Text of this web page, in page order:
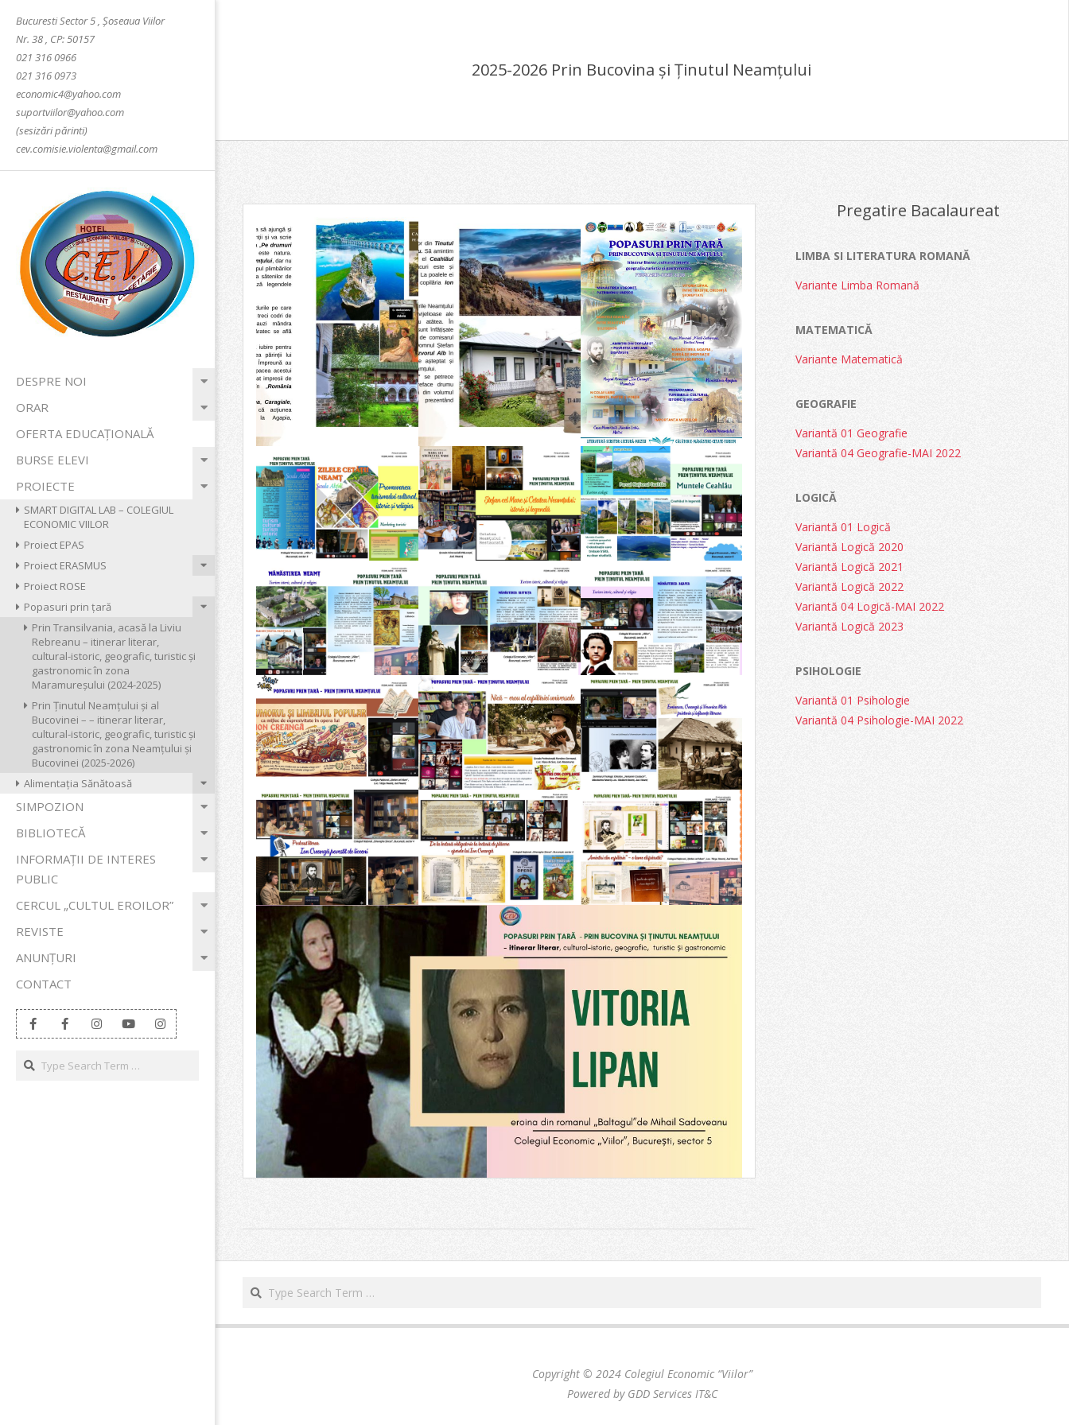
Bucuresti Sector 5 , Șoseaua Viilor
Nr. 38 , CP: 50157
021 316 0966
021 316 0973
economic4@yahoo.com
suportviilor@yahoo.com
(sesizări părinti)
cev.comisie.violenta@gmail.com
ECONOMIC
"VIILOR"
Primary
Menu
DESPRE NOI
ORAR
OFERTA EDUCAȚIONALĂ
BURSE ELEVI
PROIECTE
SMART DIGITAL LAB – COLEGIUL
ECONOMIC VIILOR
Proiect EPAS
Proiect ERASMUS
Proiect ROSE
Popasuri prin țară
Prin Transilvania, acasă la Liviu
Rebreanu – itinerar literar,
cultural-istoric, geografic, turistic și
gastronomic în zona
Maramureșului (2024-2025)
Prin Ținutul Neamțului și al
Bucovinei – – itinerar literar,
cultural-istoric, geografic, turistic și
gastronomic în zona Neamțului și
Bucovinei (2025-2026)
Alimentația Sănătoasă
SIMPOZION
BIBLIOTECĂ
INFORMAȚII DE INTERES
PUBLIC
CERCUL „CULTUL EROILOR”
REVISTE
ANUNȚURI
CONTACT
Search
2025-2026 Prin Bucovina și Ținutul Neamțului
05-
Pregatire Bacalaureat
LIMBA SI LITERATURA ROMANĂ
Variante Limba Romană
MATEMATICĂ
Variante Matematică
GEOGRAFIE
Variantă 01 Geografie
Variantă 04 Geografie-MAI 2022
LOGICĂ
Variantă 01 Logică
Variantă Logică 2020
Variantă Logică 2021
Variantă Logică 2022
Variantă 04 Logică-MAI 2022
Variantă Logică 2023
PSIHOLOGIE
Variantă 01 Psihologie
Variantă 04 Psihologie-MAI 2022
Copyright © 2024 Colegiul Economic “Viilor”
Powered by GDD Services IT&C